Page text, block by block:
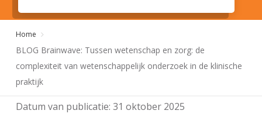
Home
BLOG Brainwave: Tussen wetenschap en zorg: de
complexiteit van wetenschappelijk onderzoek in de klinische
praktijk
Datum van publicatie: 31 oktober 2025